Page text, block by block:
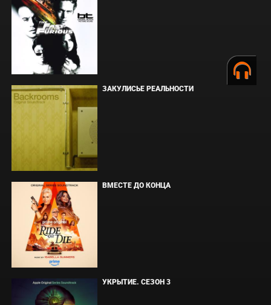
ЗАКУЛИСЬЕ РЕАЛЬНОСТИ
ВМЕСТЕ ДО КОНЦА
УКРЫТИЕ. СЕЗОН 3